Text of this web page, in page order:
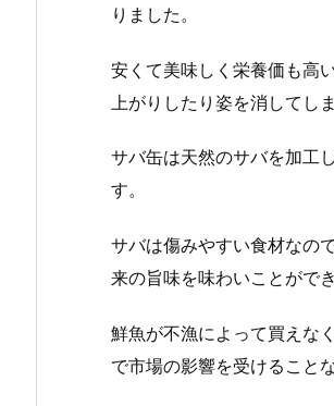
りました。
安くて美味しく栄養価も高
上がりしたり姿を消してし
サバ缶は天然のサバを加工
す。
サバは傷みやすい食材なの
来の旨味を味わいことができ
鮮魚が不漁によって買えな
で市場の影響を受けること